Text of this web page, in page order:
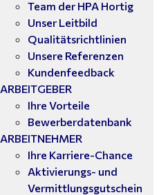
Team der HPA Hortig
Unser Leitbild
Qualitätsrichtlinien
Unsere Referenzen
Kundenfeedback
ARBEITGEBER
Ihre Vorteile
Bewerberdatenbank
ARBEITNEHMER
Ihre Karriere-Chance
Aktivierungs- und
Vermittlungsgutschein